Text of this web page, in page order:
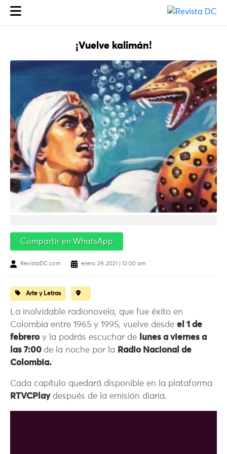
¡Vuelve kalimán!
Compartir en WhatsApp
RevistaDC.com enero 29, 2021 | 12:00 am
Arte y Letras
La inolvidable radionovela, que fue éxito en
Colombia entre 1965 y 1995, vuelve desde el 1 de
febreroy la podrás escuchar de
lunes a viernes a
las 7:00 de la noche por la Radio Nacional de
Colombia.
Cada capítulo quedará disponible en la plataforma
RTVCPlaydespués de la emisión diaria.